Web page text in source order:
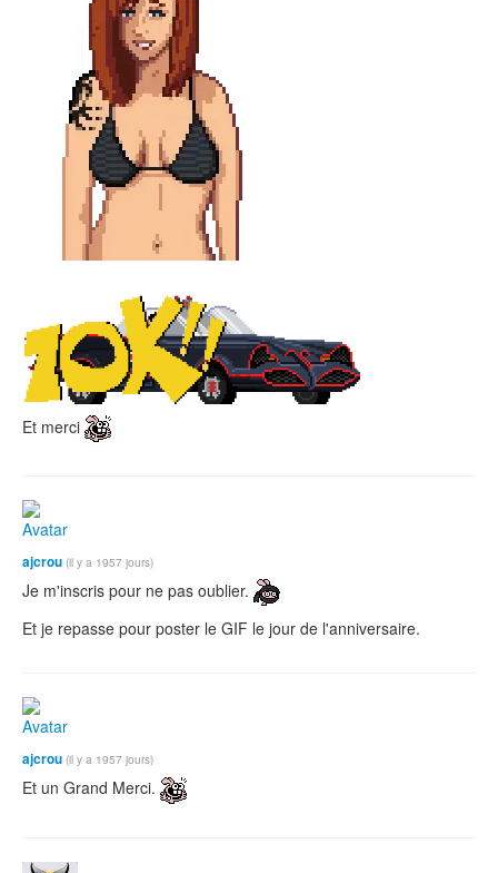
Et merci
ajcrou (il y a 1957 jours)
Je m'inscris pour ne pas oublier.
Et je repasse pour poster le GIF le jour de l'anniversaire.
ajcrou (il y a 1957 jours)
Et un Grand Merci.